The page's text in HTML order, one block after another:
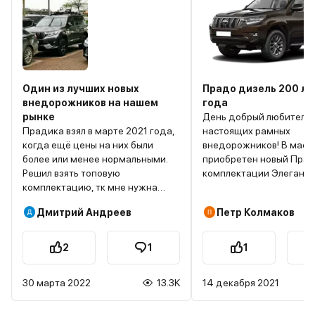
Один из лучших новых
внедорожников на нашем
рынке
Прадика взял в марте 2021 года,
когда ещё цены на них были
более или менее нормальными.
Решил взять топовую
комплектацию, тк мне нужна
подвеска (она ставилась только
на эту комплектацию). Это важно
было для меня поскольку я частый
пользователь скоростных трасс в
бездорожье. Кстати, настройки
подвески (комфорт, спорт,
Дмитрий Андреев
2 1
30 марта 2022 13.3K
Прадо дизель 200
года
День добрый
настоящих рамных
внедорожников! В мае
приобретен новый
комплектации Элеганс
л.с. 2011 года). Надо
отметить, что все
которыми владел и
используются как
поездки на Байкал, в
Томскую область, в
Петр Колмаков
1
14 декабря 2021